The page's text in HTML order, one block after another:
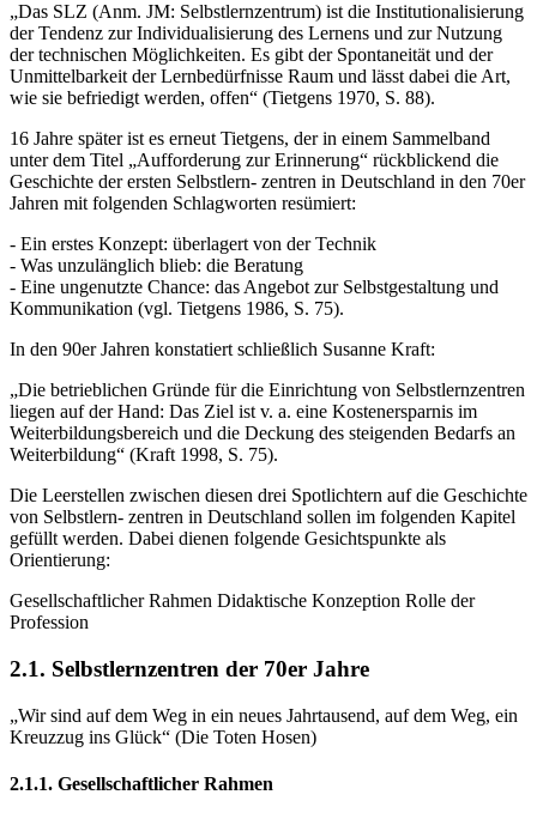
„Das SLZ (Anm. JM: Selbstlernzentrum) ist die Institutionalisierung
der Tendenz zur Individualisierung des Lernens und zur Nutzung
der technischen Möglichkeiten. Es gibt der Spontaneität und der
Unmittelbarkeit der Lernbedürfnisse Raum und lässt dabei die Art,
wie sie befriedigt werden, offen“ (Tietgens 1970, S. 88).
16 Jahre später ist es erneut Tietgens, der in einem Sammelband
unter dem Titel „Aufforderung zur Erinnerung“ rückblickend die
Geschichte der ersten Selbstlern- zentren in Deutschland in den 70er
Jahren mit folgenden Schlagworten resümiert:
- Ein erstes Konzept: überlagert von der Technik
- Was unzulänglich blieb: die Beratung
- Eine ungenutzte Chance: das Angebot zur Selbstgestaltung und
Kommunikation (vgl. Tietgens 1986, S. 75).
In den 90er Jahren konstatiert schließlich Susanne Kraft:
„Die betrieblichen Gründe für die Einrichtung von Selbstlernzentren
liegen auf der Hand: Das Ziel ist v. a. eine Kostenersparnis im
Weiterbildungsbereich und die Deckung des steigenden Bedarfs an
Weiterbildung“ (Kraft 1998, S. 75).
Die Leerstellen zwischen diesen drei Spotlichtern auf die Geschichte
von Selbstlern- zentren in Deutschland sollen im folgenden Kapitel
gefüllt werden. Dabei dienen folgende Gesichtspunkte als
Orientierung:
Gesellschaftlicher Rahmen Didaktische Konzeption Rolle der
Profession
2.1. Selbstlernzentren der 70er Jahre
„Wir sind auf dem Weg in ein neues Jahrtausend, auf dem Weg, ein
Kreuzzug ins Glück“ (Die Toten Hosen)
2.1.1. Gesellschaftlicher Rahmen